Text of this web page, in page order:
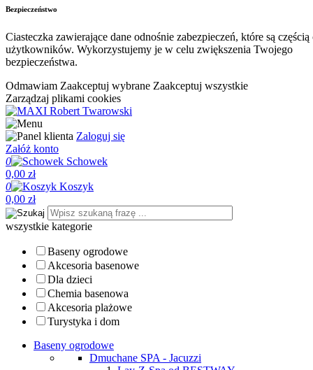
Bezpieczeństwo
Ciasteczka zawierające dane odnośnie zabezpieczeń, które są
użytkowników. Wykorzystujemy je w celu zwiększenia Twojego
bezpieczeństwa.
Odmawiam Zaakceptuj wybrane Zaakceptuj wszystkie
Zarządzaj plikami cookies
Zaloguj się
Załóż konto
0
Schowek
0,00 zł
0
Koszyk
0,00 zł
wszystkie kategorie
Baseny ogrodowe
Akcesoria basenowe
Dla dzieci
Chemia basenowa
Akcesoria plażowe
Turystyka i dom
Baseny ogrodowe
Dmuchane SPA - Jacuzzi